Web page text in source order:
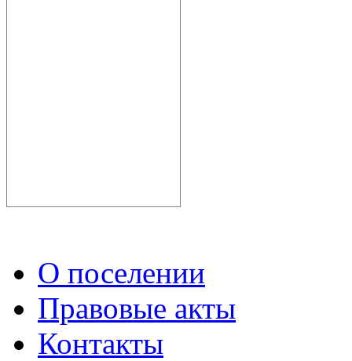
О поселении
Правовые акты
Контакты